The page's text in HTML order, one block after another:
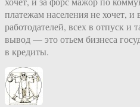
платежам населения не хочет,
работодателей, всех в отпуск и
вывод — это отьем бизнеса
в кредиты.